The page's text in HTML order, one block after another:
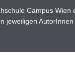
Campus Wien
jeweiligen